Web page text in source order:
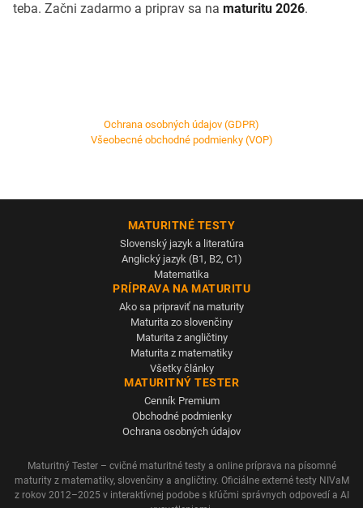
teba. Začni zadarmo a priprav sa na maturitu 2026.
Ochrana osobných údajov (GDPR)
Všeobecné obchodné podmienky (VOP)
MATURITNÉ TESTY
Slovenský jazyk a literatúra
Anglický jazyk (B1, B2, C1)
Matematika
PRÍPRAVA NA MATURITU
Ako sa pripraviť na maturity
Maturita zo slovenčiny
Maturita z angličtiny
Maturita z matematiky
Všetky články
MATURITNÝ TESTER
Cenník Premium
Obchodné podmienky
Ochrana osobných údajov
Maturitný Tester – cvičné maturitné testy a online príprava na písomné
maturity z matematiky, slovenčiny a angličtiny. Oficiálne externé testy NIVaM
z rokov 2012–2025 v interaktívnej podobe s kľúčmi správnych odpovedí a AI